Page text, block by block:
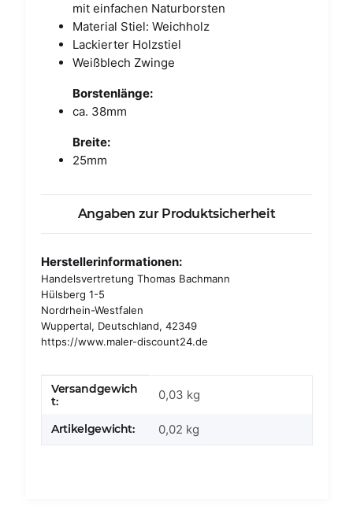
mit einfachen Naturborsten
Material Stiel: Weichholz
Lackierter Holzstiel
Weißblech Zwinge
Borstenlänge:
ca. 38mm
Breite:
25mm
Angaben zur Produktsicherheit
Herstellerinformationen:
Handelsvertretung Thomas Bachmann
Hülsberg 1-5
Nordrhein-Westfalen
Wuppertal, Deutschland, 42349
https://www.maler-discount24.de
Produkteigenschaft
Wert
Versandgewich
t:
0,03 kg
Artikelgewicht: 0,02 kg